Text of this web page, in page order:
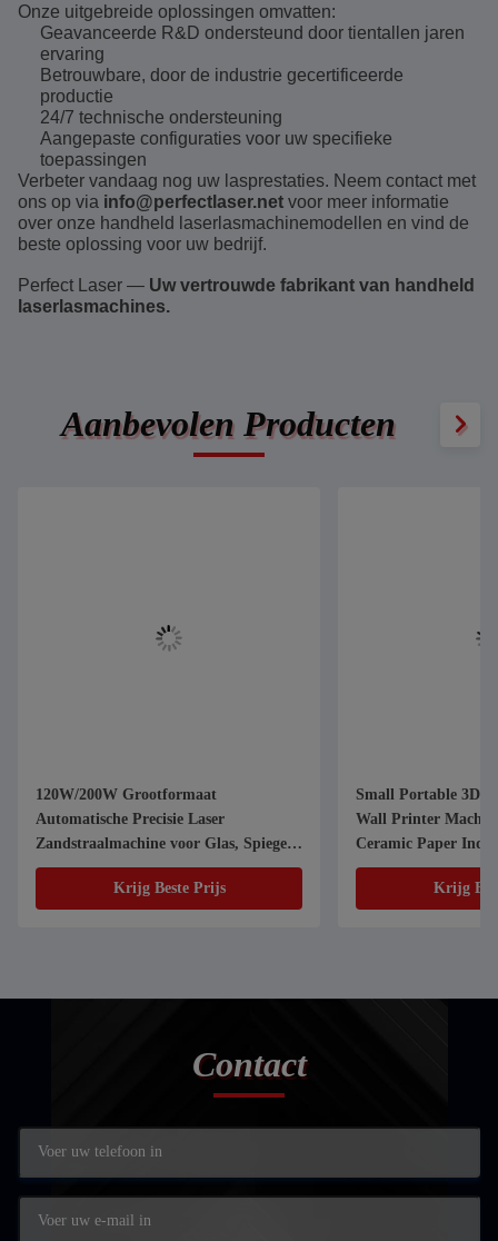
Onze uitgebreide oplossingen omvatten:
Geavanceerde R&D ondersteund door tientallen jaren
ervaring
Betrouwbare, door de industrie gecertificeerde
productie
24/7 technische ondersteuning
Aangepaste configuraties voor uw specifieke
toepassingen
Verbeter vandaag nog uw lasprestaties. Neem contact met
ons op via info@perfectlaser.net voor meer informatie
over onze handheld laserlasmachinemodellen en vind de
beste oplossing voor uw bedrijf.
Perfect Laser — Uw vertrouwde fabrikant van handheld
laserlasmachines.
Aanbevolen Producten
120W/200W Grootformaat
Automatische Precisie Laser
Zandstraalmachine voor Glas, Spiegel,
Verfverwijdering, Zandstralen en
Krijg Beste Prijs
Small Portable 3D
Wall Printer
Ceramic Paper
Advertising
Krijg
Contact